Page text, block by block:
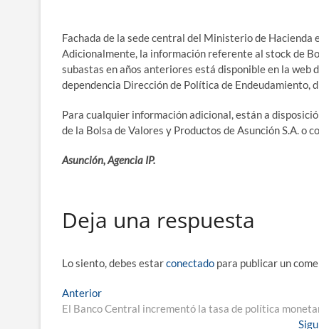
Fachada de la sede central del Ministerio de Hacienda
Adicionalmente, la información referente al stock de
subastas en años anteriores está disponible en la web
dependencia Dirección de Política de Endeudamiento,
Para cualquier información adicional, están a
de la Bolsa de Valores y Productos de Asunción S.A. o
Asunción, Agencia IP.
Deja una respuesta
Lo siento, debes estarconectado para publicar un
Navegación
de
AnteriorEntrada
anterior:
El Banco Central incrementó la tasa de política